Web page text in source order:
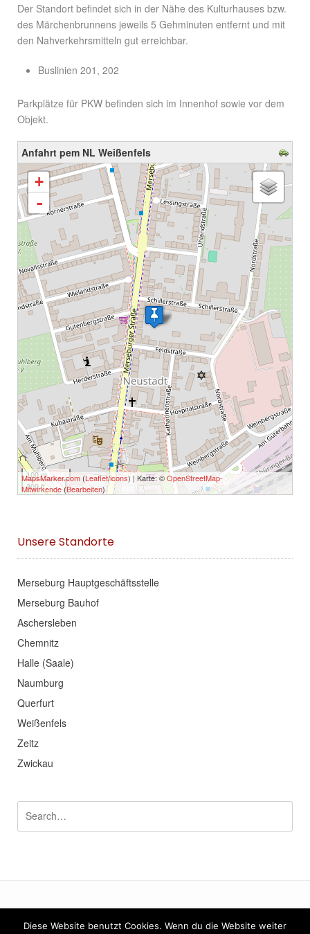
Der Standort befindet sich in der Nähe des Kulturhauses bzw.
des Märchenbrunnens jeweils 5 Gehminuten entfernt und mit
den Nahverkehrsmitteln gut erreichbar.
Buslinien 201, 202
Parkplätze für PKW befinden sich im Innenhof sowie vor dem
Objekt.
Anfahrt pem NL Weißenfels
Karte wird geladen - bitte warten...
+
-
100 m
300 ft
MapsMarker.com(Leaflet/icons) | Karte: ©OpenStreetMap-
Mitwirkende(Bearbeiten)
Unsere Standorte
Merseburg Hauptgeschäftsstelle
Merseburg Bauhof
Aschersleben
Chemnitz
Halle (Saale)
Naumburg
Querfurt
Weißenfels
Zeitz
Zwickau
Diese Website benutzt Cookies. Wenn du die Website weiter